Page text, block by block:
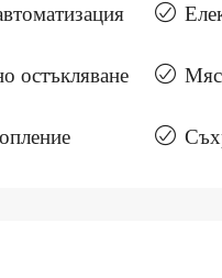
остъкляване